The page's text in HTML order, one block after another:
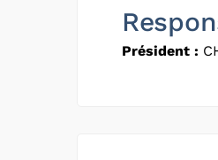
Président :